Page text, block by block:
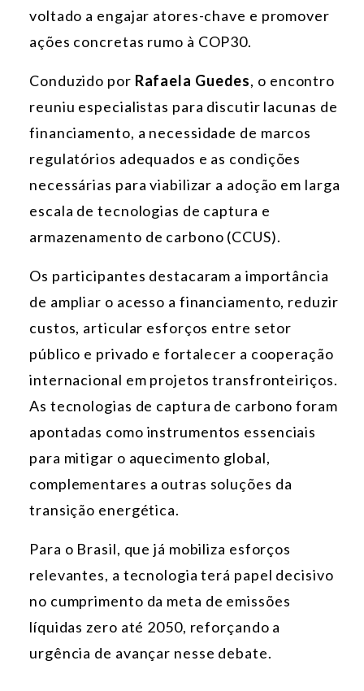
voltado a engajar atores-chave e promover
ações concretas rumo à COP30.
Conduzido por Rafaela Guedes, o encontro
reuniu especialistas para discutir lacunas de
financiamento, a necessidade de marcos
regulatórios adequados e as condições
necessárias para viabilizar a adoção em larga
escala de tecnologias de captura e
armazenamento de carbono (CCUS).
Os participantes destacaram a importância
de ampliar o acesso a financiamento, reduzir
custos, articular esforços entre setor
público e privado e fortalecer a cooperação
internacional em projetos transfronteiriços.
As tecnologias de captura de carbono foram
apontadas como instrumentos essenciais
para mitigar o aquecimento global,
complementares a outras soluções da
transição energética.
Para o Brasil, que já mobiliza esforços
relevantes, a tecnologia terá papel decisivo
no cumprimento da meta de emissões
líquidas zero até 2050, reforçando a
urgência de avançar nesse debate.